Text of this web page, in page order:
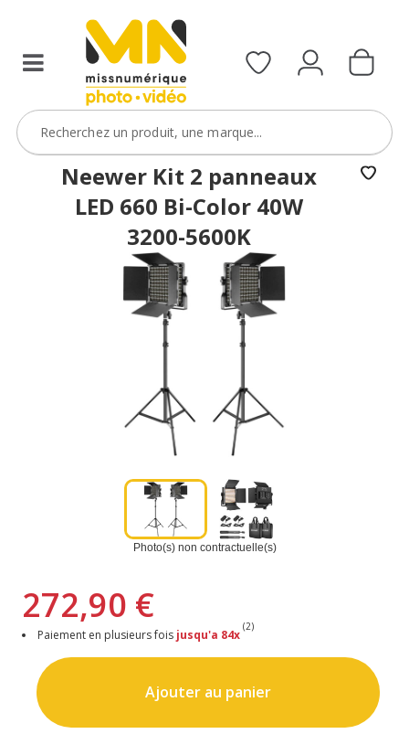
Neewer Kit 2 panneaux
LED 660 Bi-Color 40W
3200-5600K
Photo(s) non contractuelle(s)
272,90 €
Paiement en plusieurs fois jusqu'a 84x
(2)
Ajouter au panier